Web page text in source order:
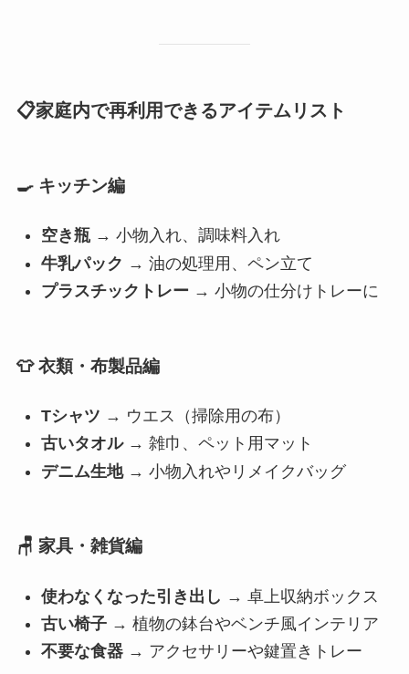
📋家庭内で再利用できるアイテムリスト
🍳 キッチン編
空き瓶→ 小物入れ、調味料入れ
牛乳パック → 油の処理用、ペン立て
プラスチックトレー → 小物の仕分けトレーに
👕 衣類・布製品編
Tシャツ → ウエス（掃除用の布）
古いタオル→ 雑巾、ペット用マット
デニム生地→ 小物入れやリメイクバッグ
🪑 家具・雑貨編
使わなくなった引き出し → 卓上収納ボックス
古い椅子→ 植物の鉢台やベンチ風インテリア
不要な食器→ アクセサリーや鍵置きトレー